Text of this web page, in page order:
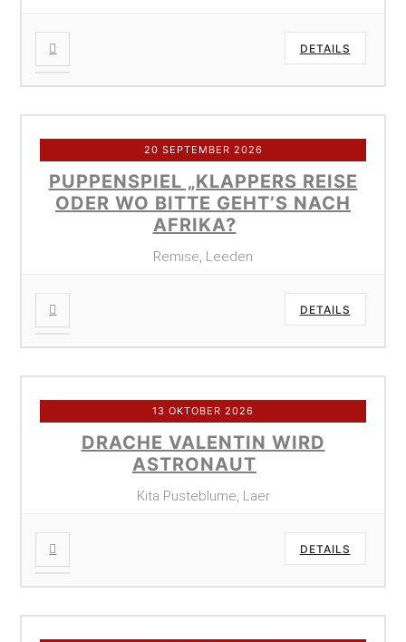
DETAILS
20 SEPTEMBER 2026
PUPPENSPIEL „KLAPPERS REISE
ODER WO BITTE GEHT’S NACH
AFRIKA?
Remise, Leeden
DETAILS
13 OKTOBER 2026
DRACHE VALENTIN WIRD
ASTRONAUT
Kita Pusteblume, Laer
DETAILS